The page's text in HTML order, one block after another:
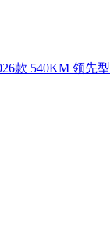
款 540KM 领先型